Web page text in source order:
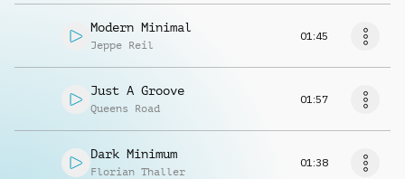
Modern Minimal
Jeppe Reil
01:45
Just A Groove
Queens Road
01:57
Dark Minimum
Florian Thaller
01:38